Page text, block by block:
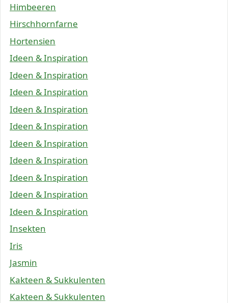
Himbeeren
Hirschhornfarne
Hortensien
Ideen & Inspiration
Ideen & Inspiration
Ideen & Inspiration
Ideen & Inspiration
Ideen & Inspiration
Ideen & Inspiration
Ideen & Inspiration
Ideen & Inspiration
Ideen & Inspiration
Ideen & Inspiration
Insekten
Iris
Jasmin
Kakteen & Sukkulenten
Kakteen & Sukkulenten